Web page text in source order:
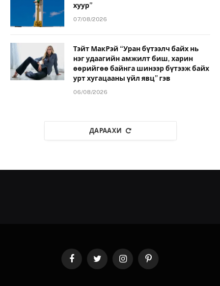
хуур”
07/08/2026
Тэйт МакРэй “Уран бүтээлч байх нь
нэг удаагийн амжилт биш, харин
өөрийгөө байнга шинээр бүтээж байх
урт хугацааны үйл явц” гэв
06/08/2026
ДАРААХИ
FacebookTwitter InstagramPinterest